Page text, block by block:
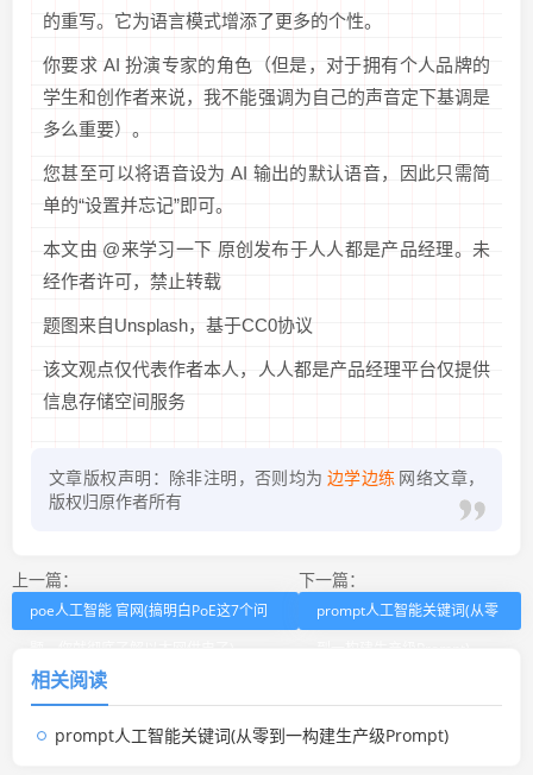
的重写。它为语言模式增添了更多的个性。
你要求 AI 扮演专家的角色（但是，对于拥有个人品牌的
学生和创作者来说，我不能强调为自己的声音定下基调是
多么重要）。
您甚至可以将语音设为 AI 输出的默认语音，因此只需简
单的“设置并忘记”即可。
本文由 @来学习一下 原创发布于人人都是产品经理。未
经作者许可，禁止转载
题图来自Unsplash，基于CC0协议
该文观点仅代表作者本人，人人都是产品经理平台仅提供
信息存储空间服务
文章版权声明：除非注明，否则均为 边学边练 网络文章，
版权归原作者所有
上一篇：
poe人工智能 官网(搞明白PoE这7个问
下一篇：
prompt人工智能关键词(从零
相关阅读
prompt人工智能关键词(从零到一构建生产级Prompt)